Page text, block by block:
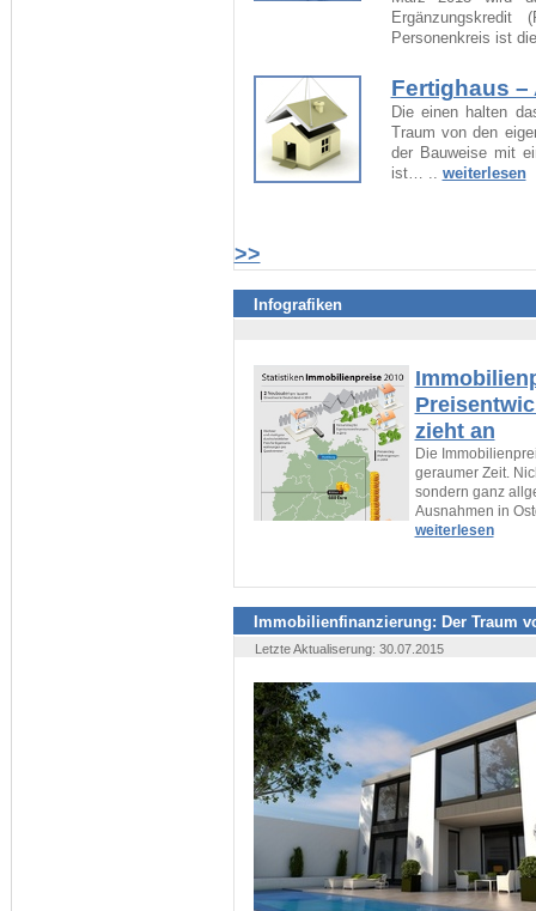
Ergänzungskredit
Personenkreis ist
Fertighaus
Die einen halten
Traum von den
der Bauweise mit
ist… .. weiterlesen
>>
Infografiken
zieht an
Die
geraumer Zeit.
sondern ganz
Ausnahmen in
weiterlesen
Immobilienfinanzierung: Der Traum
Letzte Aktualiserung: 30.07.2015